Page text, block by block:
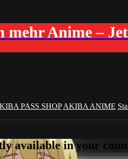
mehr Anime –
PASS SHOP AKIBA ANIME
available in your